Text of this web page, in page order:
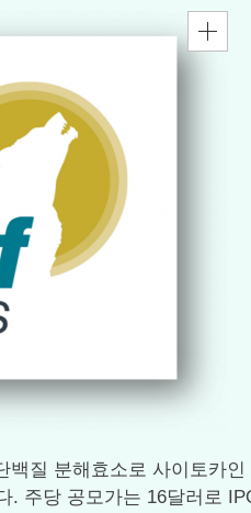
백질 분해효소로 사이토카
. 주당 공모가는 16달러로